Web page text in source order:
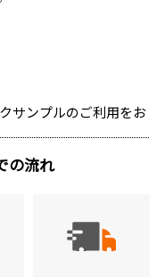
サンプルのご利用をお
の流れ